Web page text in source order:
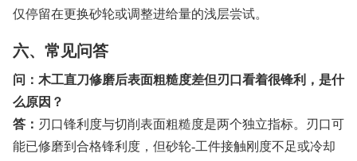
仅停留在更换砂轮或调整进给量的浅层尝试。
六、常见问答
问：木工直刀修磨后表面粗糙度差但刃口看着很锋利，是什
么原因？
答： 刃口锋利度与切削表面粗糙度是两个独立指标。刃口可
能已修磨到合格锋利度，但砂轮-工件接触刚度不足或冷却